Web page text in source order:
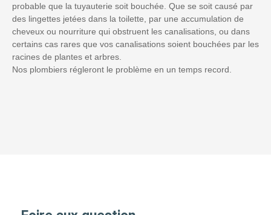
probable que la tuyauterie soit bouchée. Que se soit causé par
des lingettes jetées dans la toilette, par une accumulation de
cheveux ou nourriture qui obstruent les canalisations, ou dans
certains cas rares que vos canalisations soient bouchées par les
racines de plantes et arbres.
Nos plombiers régleront le problème en un temps record.